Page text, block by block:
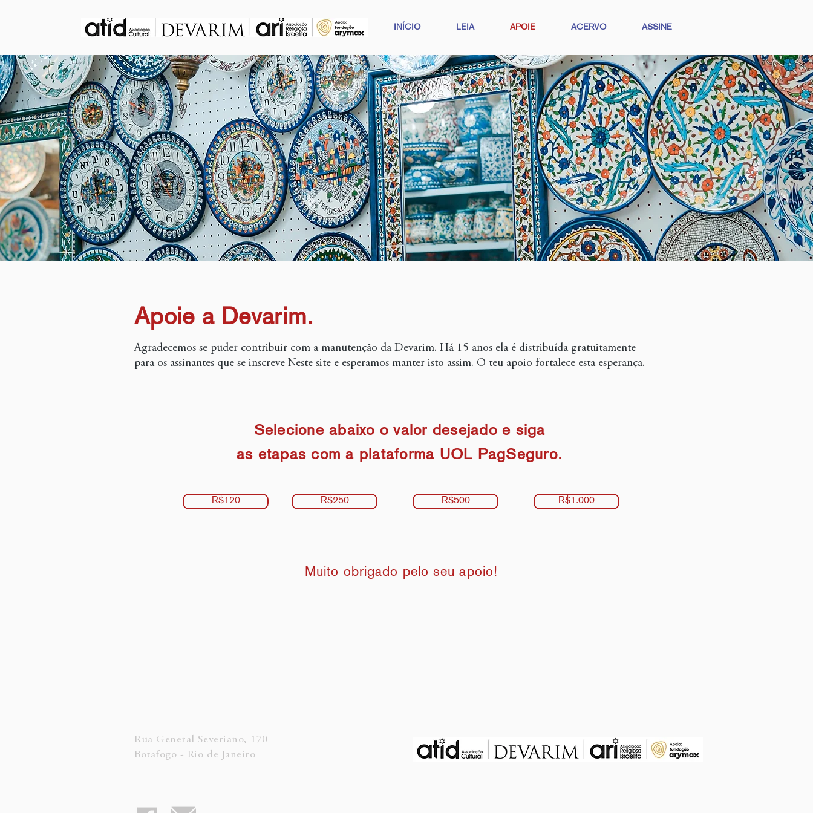
INÍCIO LEIA APOIE ACERVO ASSINE
Apoie a Devarim.
Agradecemos se puder contribuir com a manutenção da Devarim. Há 15 anos ela é distribuída gratuitamente
para os assinantes que se inscreve Neste site e esperamos manter isto assim. O teu apoio fortalece esta esperança.
Selecione abaixo o valor desejado e siga
as etapas com a plataforma UOL PagSeguro.
R$120 R$250 R$500 R$1.000
Muito obrigado pelo seu apoio!
Rua General Severiano, 170
Botafogo - Rio de Janeiro